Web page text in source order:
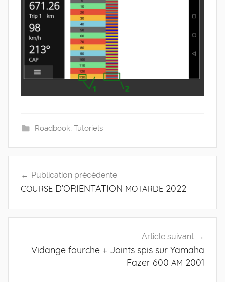
Roadbook, Tutoriels
de
Publication précédente
COURSE D’ORIENTATION MOTARDE 2022
Article suivant
Vidange fourche + Joints spis sur Yamaha
Fazer 600 AM 2001